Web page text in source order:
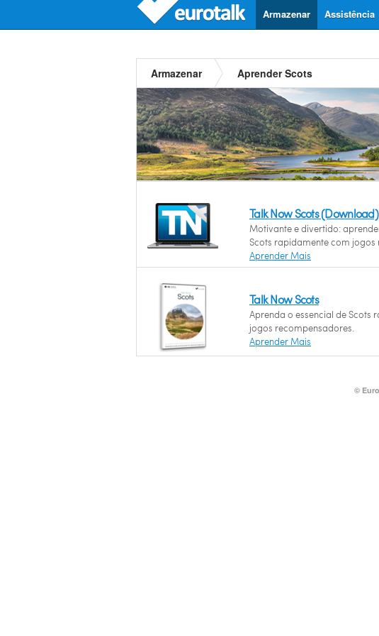
Assistência
Armazenar
Armazenar Aprender Scots
Talk Now Scots (Download)
Motivante e divertido:
Scots rapidamente com
Aprender Mais
Talk Now Scots
Aprenda o essencial de Scots
jogos recompensadores.
Aprender Mais
©